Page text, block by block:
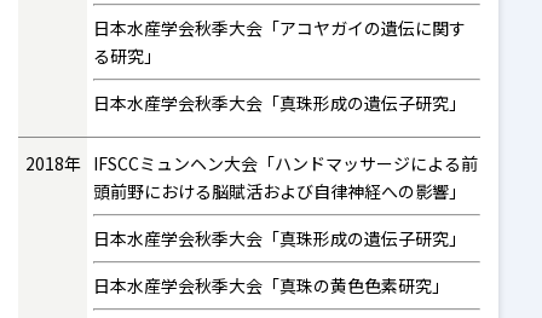
日本水産学会秋季大会「アコヤガイの遺伝に関す
る研究」
日本水産学会秋季大会「真珠形成の遺伝子研究」
2018年 IFSCCミュンヘン大会「ハンドマッサージによる前
頭前野における脳賦活および自律神経への影響」
日本水産学会秋季大会「真珠形成の遺伝子研究」
日本水産学会秋季大会「真珠の黄色色素研究」